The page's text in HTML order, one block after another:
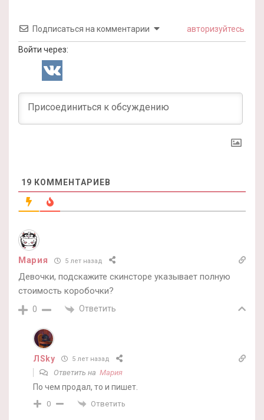
Подписаться на комментарии авторизуйтесь
Войти через:
19 КОММЕНТАРИЕВ
Мария 5 лет назад
Девочки, подскажите скинсторе указывает полную
стоимость коробочки?
0 Ответить
ЛSky 5 лет назад
Ответить на Мария
По чем продал, то и пишет.
0 Ответить